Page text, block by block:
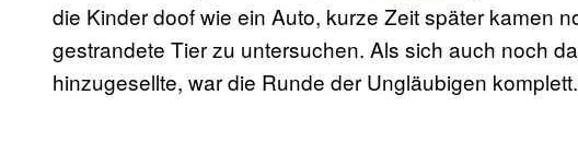
die Kinder doof wie ein Auto, kurze Zeit später kamen
gestrandete Tier zu untersuchen. Als sich auch noch
hinzugesellte, war die Runde der Ungläubigen komplett.